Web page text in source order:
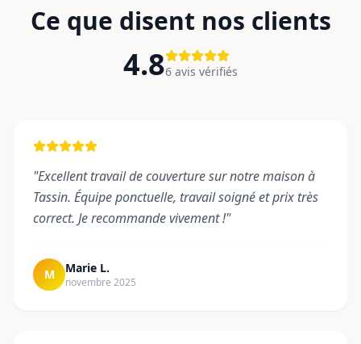
Ce que disent nos clients
4.86 avis vérifiés
"Excellent travail de couverture sur notre maison à
Tassin. Équipe ponctuelle, travail soigné et prix très
correct. Je recommande vivement !"
M Marie L.
novembre 2025